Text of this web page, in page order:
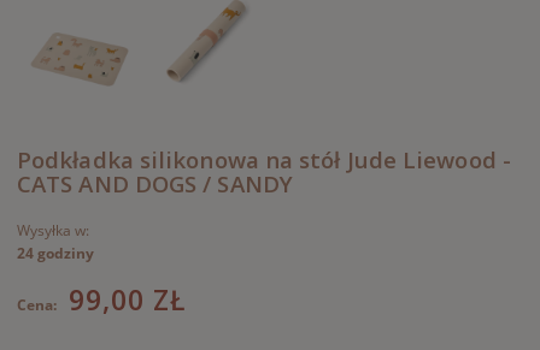
Podkładka silikonowa na stół Jude Liewood -
CATS AND DOGS / SANDY
Wysyłka w:
24 godziny
Cena: 99,00 ZŁ